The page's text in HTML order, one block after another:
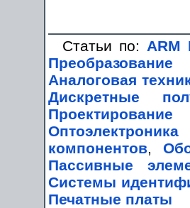
Статьи по: ARM
Аналоговая
Дискретные
компонентов,
Пассивные
Системы
Печатные платы